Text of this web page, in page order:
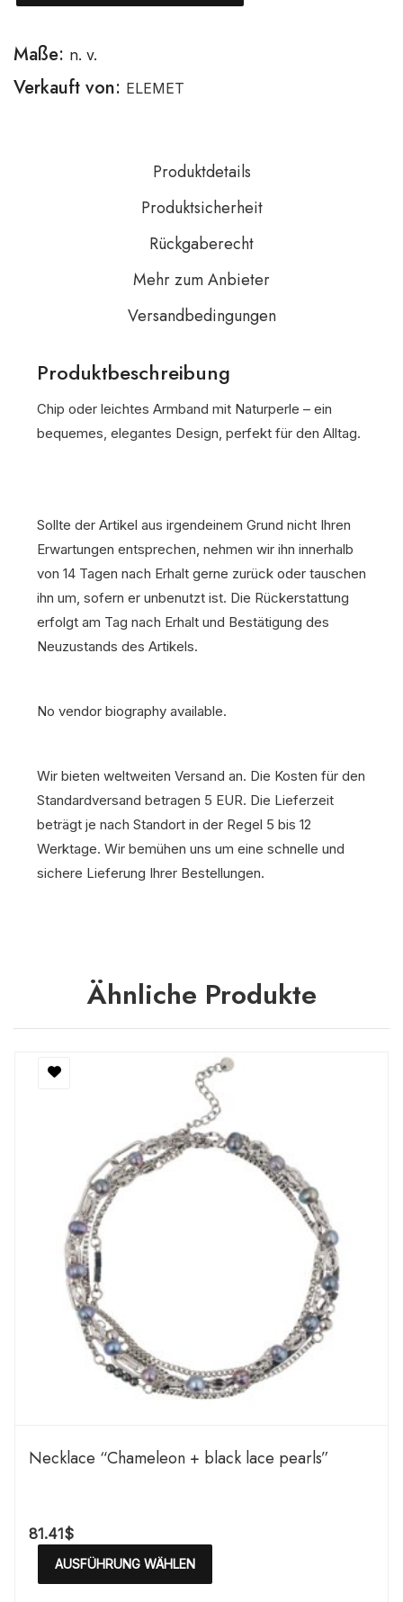
Maße: n. v.
Verkauft von: ELEMET
Produktdetails
Produktsicherheit
Rückgaberecht
Mehr zum Anbieter
Versandbedingungen
Produktbeschreibung
Chip oder leichtes Armband mit Naturperle – ein
bequemes, elegantes Design, perfekt für den Alltag.
Sollte der Artikel aus irgendeinem Grund nicht Ihren
Erwartungen entsprechen, nehmen wir ihn innerhalb
von 14 Tagen nach Erhalt gerne zurück oder tauschen
ihn um, sofern er unbenutzt ist. Die Rückerstattung
erfolgt am Tag nach Erhalt und Bestätigung des
Neuzustands des Artikels.
No vendor biography available.
Wir bieten weltweiten Versand an. Die Kosten für den
Standardversand betragen 5 EUR. Die Lieferzeit
beträgt je nach Standort in der Regel 5 bis 12
Werktage. Wir bemühen uns um eine schnelle und
sichere Lieferung Ihrer Bestellungen.
Ähnliche Produkte
Necklace “Chameleon + black lace pearls”
81.41$
AUSFÜHRUNG WÄHLEN